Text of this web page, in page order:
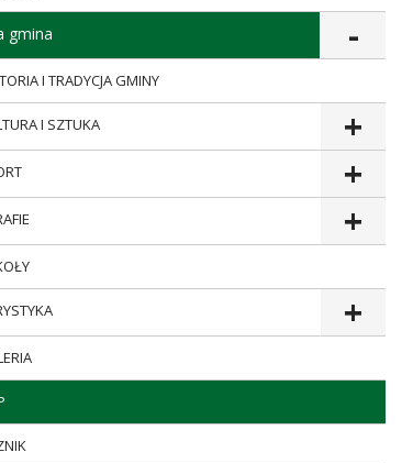
gmina
I TRADYCJA GMINY
I SZTUKA